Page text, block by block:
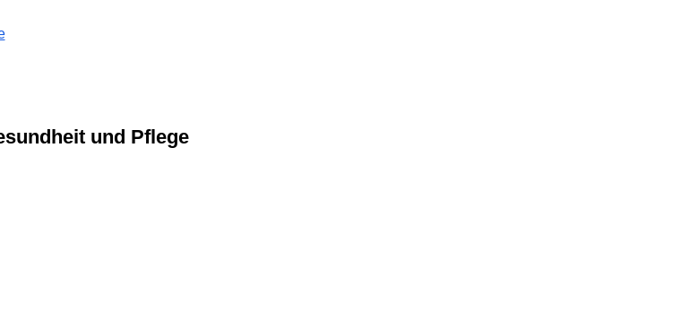
und Pflege